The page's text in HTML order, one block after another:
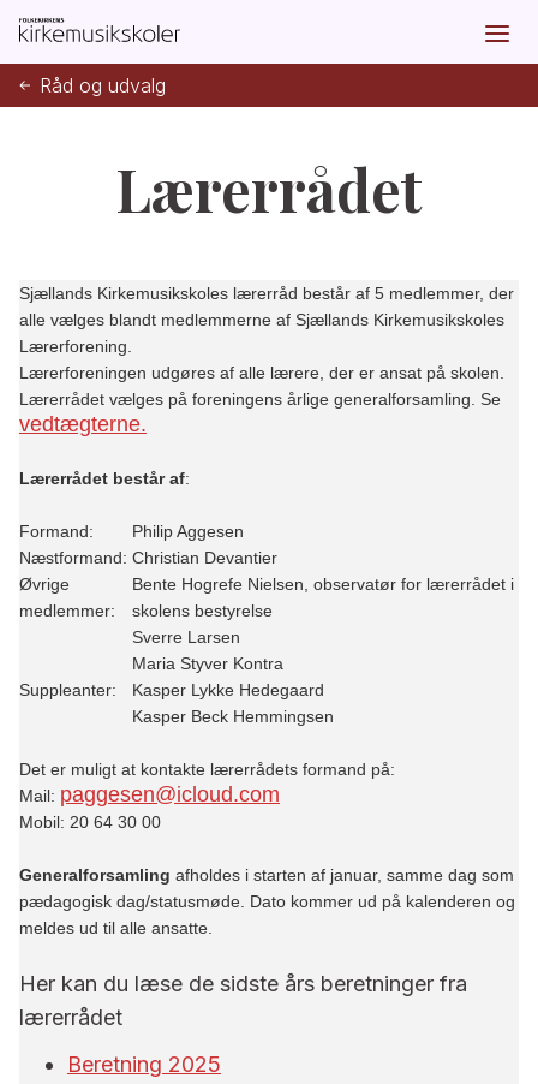
Råd og udvalg
Lærerrådet
Sjællands Kirkemusikskoles lærerråd består af 5 medlemmer, der
alle vælges blandt medlemmerne af Sjællands Kirkemusikskoles
Lærerforening.
Lærerforeningen udgøres af alle lærere, der er ansat på skolen.
Lærerrådet vælges på foreningens årlige generalforsamling. Se
vedtægterne.
Lærerrådet består af:
Formand:
Philip Aggesen
Næstformand: Christian Devantier
Øvrige
medlemmer:
Bente Hogrefe Nielsen, observatør for lærerrådet i
skolens bestyrelse
Sverre Larsen
Maria Styver Kontra
Suppleanter:
Kasper Lykke Hedegaard
Kasper Beck Hemmingsen
Det er muligt at kontakte lærerrådets formand på:
Mail: paggesen@icloud.com
Mobil: 20 64 30 00
Generalforsamling afholdes i starten af januar, samme dag som
pædagogisk dag/statusmøde. Dato kommer ud på kalenderen og
meldes ud til alle ansatte.
Her kan du læse de sidste års beretninger fra
lærerrådet
Beretning 2025